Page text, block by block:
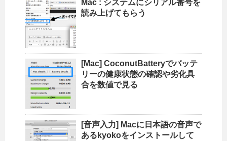
Mac : システムにシリアル番号を
読み上げてもらう
[Mac] CoconutBatteryでバッテ
リーの健康状態の確認や劣化具
合を数値で見る
[音声入力] Macに日本語の音声で
あるkyokoをインストールして